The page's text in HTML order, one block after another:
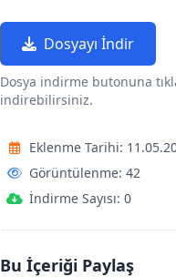
Dosyayı İndir
Dosya indirme butonuna
indirebilirsiniz.
Eklenme Tarihi:
Görüntülenme: 42
İndirme Sayısı: 0
Bu İçeriği Paylaş